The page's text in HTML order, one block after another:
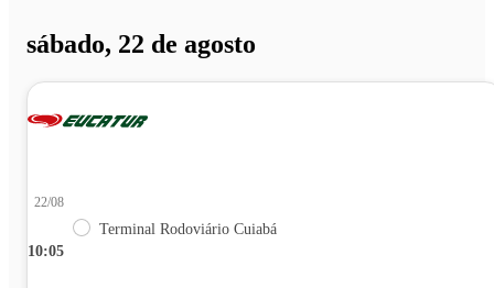
sábado, 22 de agosto
10:05
22/08
Terminal Rodoviário Cuiabá